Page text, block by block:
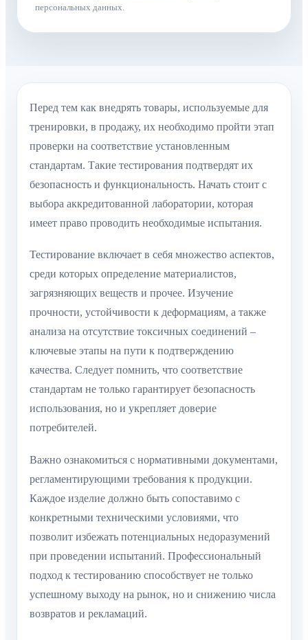
персональных данных.
Перед тем как внедрять товары, используемые для
тренировки, в продажу, их необходимо пройти этап
проверки на соответствие установленным
стандартам. Такие тестирования подтвердят их
безопасность и функциональность. Начать стоит с
выбора аккредитованной лаборатории, которая
имеет право проводить необходимые испытания.
Тестирование включает в себя множество аспектов,
среди которых определение материалистов,
загрязняющих веществ и прочее. Изучение
прочности, устойчивости к деформациям, а также
анализа на отсутствие токсичных соединений –
ключевые этапы на пути к подтверждению
качества. Следует помнить, что соответствие
стандартам не только гарантирует безопасность
использования, но и укрепляет доверие
потребителей.
Важно ознакомиться с нормативными документами,
регламентирующими требования к продукции.
Каждое изделие должно быть сопоставимо с
конкретными техническими условиями, что
позволит избежать потенциальных недоразумений
при проведении испытаний. Профессиональный
подход к тестированию способствует не только
успешному выходу на рынок, но и снижению числа
возвратов и рекламаций.